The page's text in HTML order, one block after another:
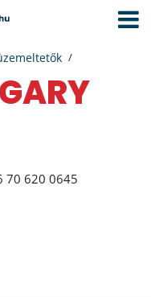
70 620 0645